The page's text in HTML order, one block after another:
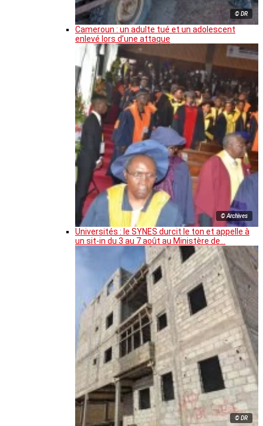
© DR
Cameroun : un adulte tué et un adolescent
enlevé lors d’une attaque
© Archives
Universités : le SYNES durcit le ton et appelle à
un sit-in du 3 au 7 août au Ministère de…
© DR